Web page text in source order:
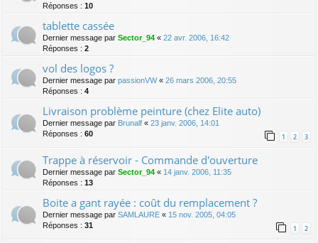
Réponses : 10
tablette cassée
Dernier message par Sector_94 « 22 avr. 2006, 16:42
Réponses : 2
vol des logos ?
Dernier message par passionVW« 26 mars 2006, 20:55
Réponses : 4
Livraison problème peinture (chez Elite auto)
Dernier message par Brunalf « 23 janv. 2006, 14:01
Réponses : 60 1 2 3
Trappe à réservoir - Commande d'ouverture
Dernier message par Sector_94 « 14 janv. 2006, 11:35
Réponses : 13
Boite a gant rayée : coût du remplacement ?
Dernier message par SAMLAURE « 15 nov. 2005, 04:05
Réponses : 31 1 2